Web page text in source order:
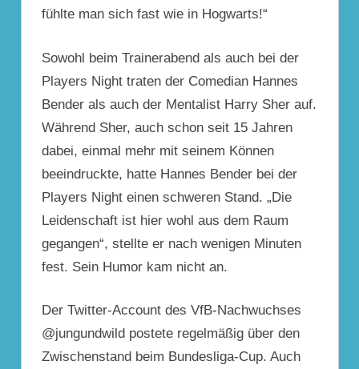
fühlte man sich fast wie in Hogwarts!“
Sowohl beim Trainerabend als auch bei der
Players Night traten der Comedian Hannes
Bender als auch der Mentalist Harry Sher auf.
Während Sher, auch schon seit 15 Jahren
dabei, einmal mehr mit seinem Können
beeindruckte, hatte Hannes Bender bei der
Players Night einen schweren Stand. „Die
Leidenschaft ist hier wohl aus dem Raum
gegangen“, stellte er nach wenigen Minuten
fest. Sein Humor kam nicht an.
Der Twitter-Account des VfB-Nachwuchses
@jungundwild postete regelmäßig über den
Zwischenstand beim Bundesliga-Cup. Auch